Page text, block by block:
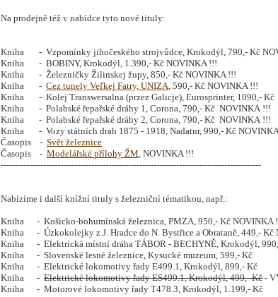
Na prodejně též v nabídce tyto nové tituly:
Kniha - Vzpomínky jihočeského strojvůdce, Krokodýl, 790,- Kč
Kniha - BOBINY, Krokodýl, 1.390,- Kč NOVINKA !!!
Kniha - Železničky Žilinskej župy, 850,- Kč NOVINKA !!!
Kniha - Cez tunely Veľkej Fatry, UNIZA, 590,- Kč NOVINKA !!!
Kniha - Kolej Transwersalna (przez Galicje), Eurosprinter, 1090,-
Kniha - Polabské řepařské dráhy 1, Corona, 790,- Kč NOVINKA !!!
Kniha - Polabské řepařské dráhy 2, Corona, 790,- Kč NOVINKA !!!
Kniha - Vozy státních drah 1875 - 1918, Nadatur, 990,- Kč
Časopis - Svět železnice
Časopis - Modelářské přílohy ŽM, NOVINKA !!!
--------------------------------------------------------------------------------------------
Nabízíme i další knížní tituly s železniční tématikou, např.:
Kniha - Košicko-bohumínská železnica, PMZA, 950,- Kč NOVINKA
Kniha - Úzkokolejky z J. Hradce do N. Bystřice a Obrataně, 449,- Kč
Kniha - Elektrická místní dráha TÁBOR - BECHYNĚ, Krokodýl,
Kniha - Slovenské lesné železnice, Kysucké muzeum, 599,- Kč
Kniha - Elektrické lokomotivy řady E499.1, Krokodýl, 899,- Kč
Kniha - Elektrické lokomotivy řady ES499.1, Krokodýl, 499,- Kč -
Kniha - Motorové lokomotivy řady T478.3, Krokodýl, 1.199,- Kč